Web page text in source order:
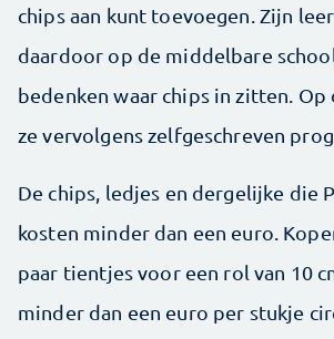
chips aan kunt toevoegen. Zijn
daardoor op de middelbare
bedenken waar chips in zitten. Op
ze ­vervolgens zelfgeschreven
De chips, ledjes en dergelijke die
kosten minder dan een euro.
paar tientjes voor een rol van 10
minder dan een euro per stukje